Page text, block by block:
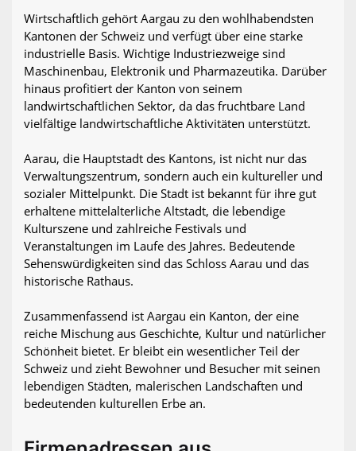
Wirtschaftlich gehört Aargau zu den wohlhabendsten
Kantonen der Schweiz und verfügt über eine starke
industrielle Basis. Wichtige Industriezweige sind
Maschinenbau, Elektronik und Pharmazeutika. Darüber
hinaus profitiert der Kanton von seinem
landwirtschaftlichen Sektor, da das fruchtbare Land
vielfältige landwirtschaftliche Aktivitäten unterstützt.
Aarau, die Hauptstadt des Kantons, ist nicht nur das
Verwaltungszentrum, sondern auch ein kultureller und
sozialer Mittelpunkt. Die Stadt ist bekannt für ihre gut
erhaltene mittelalterliche Altstadt, die lebendige
Kulturszene und zahlreiche Festivals und
Veranstaltungen im Laufe des Jahres. Bedeutende
Sehenswürdigkeiten sind das Schloss Aarau und das
historische Rathaus.
Zusammenfassend ist Aargau ein Kanton, der eine
reiche Mischung aus Geschichte, Kultur und natürlicher
Schönheit bietet. Er bleibt ein wesentlicher Teil der
Schweiz und zieht Bewohner und Besucher mit seinen
lebendigen Städten, malerischen Landschaften und
bedeutenden kulturellen Erbe an.